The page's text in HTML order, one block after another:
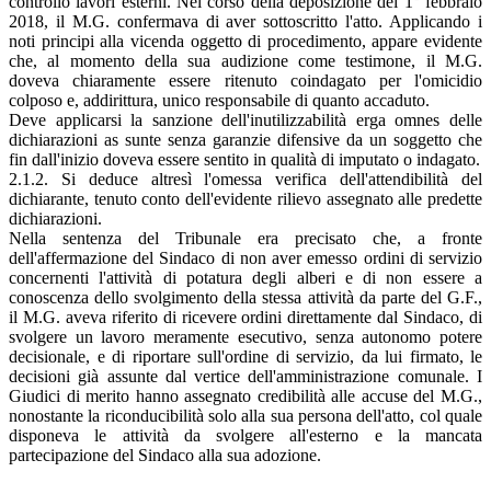
2018, il M.G. confermava di aver sottoscritto l'atto. Applicando i
noti principi alla vicenda oggetto di procedimento, appare evidente
che, al momento della sua audizione come testimone, il M.G.
doveva chiaramente essere ritenuto coindagato per l'omicidio
colposo e, addirittura, unico responsabile di quanto accaduto.
Deve applicarsi la sanzione dell'inutilizzabilità erga omnes delle
dichiarazioni as­ sunte senza garanzie difensive da un soggetto che
fin dall'inizio doveva essere sentito in qualità di imputato o indagato.
2.1.2. Si deduce altresì l'omessa verifica dell'attendibilità del
dichiarante, tenuto conto dell'evidente rilievo assegnato alle predette
dichiarazioni.
Nella sentenza del Tribunale era precisato che, a fronte
dell'affermazione del Sindaco di non aver emesso ordini di servizio
concernenti l'attività di potatura degli alberi e di non essere a
conoscenza dello svolgimento della stessa attività da parte del G.F.,
il M.G. aveva riferito di ricevere ordini direttamente dal Sindaco, di
svolgere un lavoro meramente esecutivo, senza autonomo potere
decisionale, e di riportare sull'ordine di servizio, da lui firmato, le
decisioni già assunte dal vertice dell'amministrazione comunale. I
Giudici di merito hanno assegnato credibilità alle accuse del M.G.,
nonostante la riconducibilità solo alla sua persona dell'atto, col quale
disponeva le attività da svolgere all'esterno e la mancata
partecipazione del Sindaco alla sua adozione.